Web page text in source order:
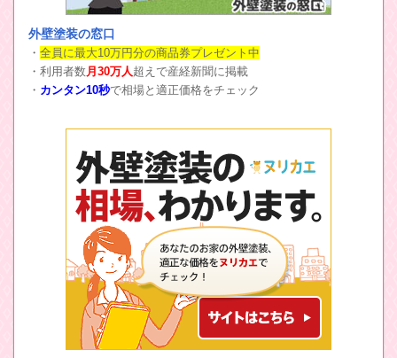
外壁塗装の窓口
・ 全員に最大10万円分の商品券プレゼント中
・利用者数 月30万人 超えで産経新聞に掲載
・ カンタン10秒で相場と適正価格をチェック